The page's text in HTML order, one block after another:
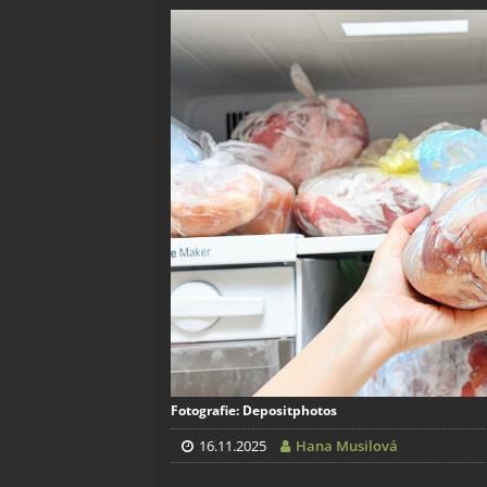
Fotografie: Depositphotos
16.11.2025 Hana Musilová